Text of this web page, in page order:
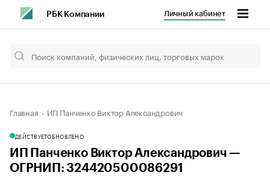
РБК Компании Личный кабинет
Главная ИП Панченко Виктор Александрович
ДЕЙСТВУЕТОБНОВЛЕНО
ИП Панченко Виктор Александрович —
ОГРНИП: 324420500086291